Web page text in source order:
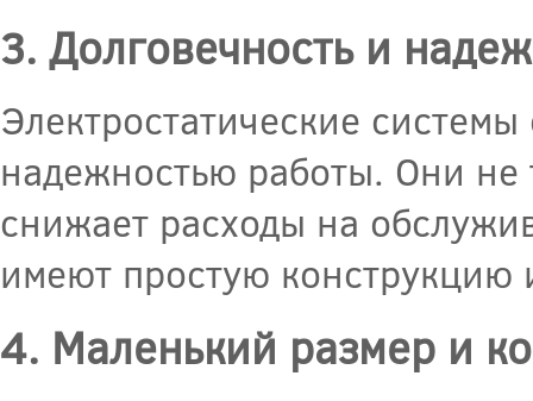
3. Долговечность и
Электростатические
надежностью работы. Они не
снижает расходы на
имеют простую
4. Маленький размер и